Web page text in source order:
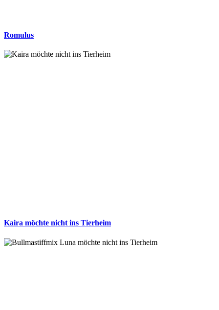
Romulus
Kaira möchte nicht ins Tierheim